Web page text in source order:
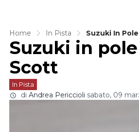
Home In Pista Suzuki In
Suzuki in
Scott
In Pista
di Andrea Periccioli sabato, 09